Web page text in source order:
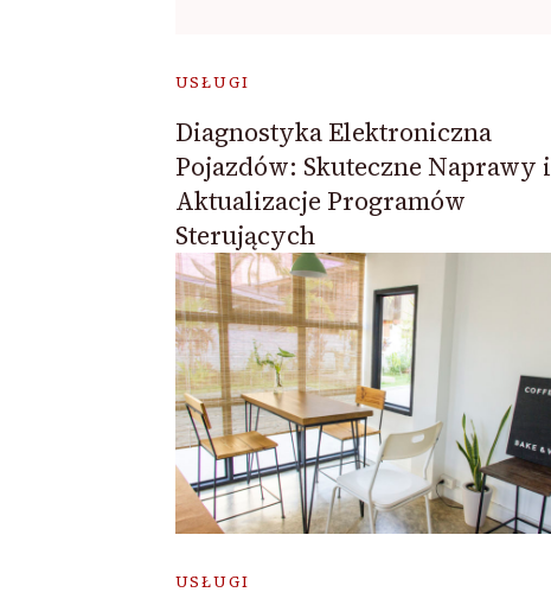
USŁUGI
Diagnostyka Elektroniczna
Pojazdów: Skuteczne Naprawy i
Aktualizacje Programów
Sterujących
USŁUGI